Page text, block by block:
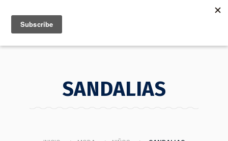
MENU
SANDALIAS